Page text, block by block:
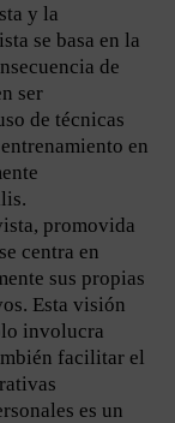
y la
se basa en la
de
ser
de técnicas
en
promovida
centra en
sus propias
Esta visión
involucra
facilitar el
es un